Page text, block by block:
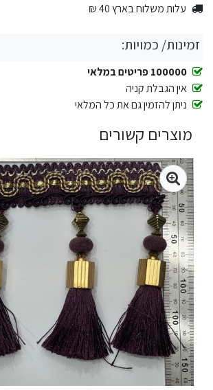
עלות משלוח בארץ 40 ₪
זמינות/ כמויות:
100000 פריטים במלאי
אין הגבלת קניה
ניתן להזמין גם את כל המלאי
מוצרים קשורים